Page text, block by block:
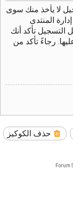
لا يأخذ منك سوى
المنتدى
تأكد أنك
رجاءً تأكد من
حذف الكوكيز